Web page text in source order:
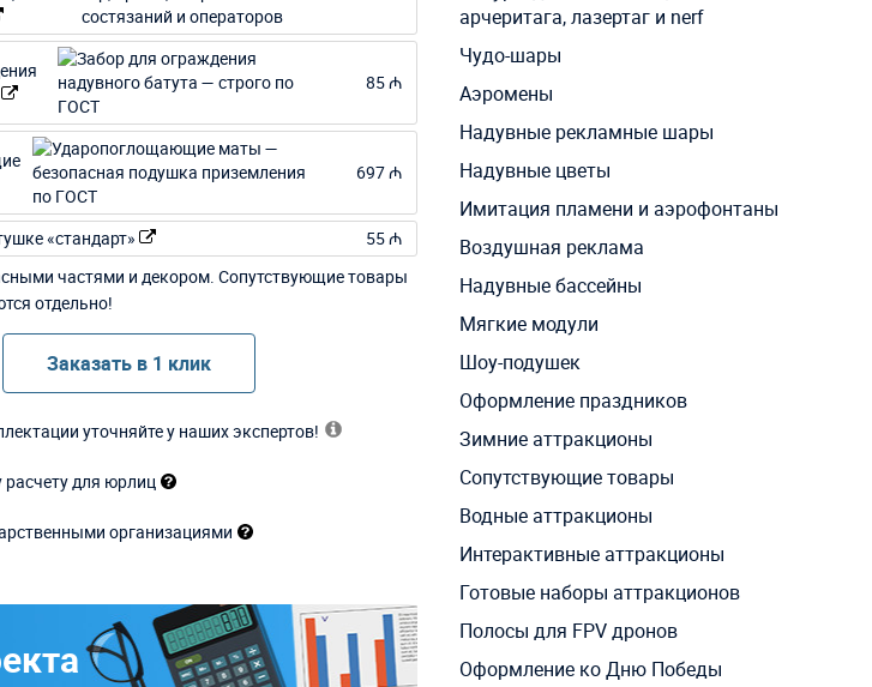
85 ₼
697 ₼
«стандарт»
55 ₼
частями и декором. Сопутствующие товары
отдельно!
Заказать в 1 клик
уточняйте у наших экспертов!
для юрлиц
организациями
арчеритага, лазертаг и nerf
Чудо-шары
Аэромены
Надувные рекламные шары
Надувные цветы
Имитация пламени и аэрофонтаны
Воздушная реклама
Надувные бассейны
Мягкие модули
Шоу-подушек
Оформление праздников
Зимние аттракционы
Сопутствующие товары
Водные аттракционы
Интерактивные аттракционы
Готовые наборы аттракционов
Полосы для FPV дронов
Оформление ко Дню Победы